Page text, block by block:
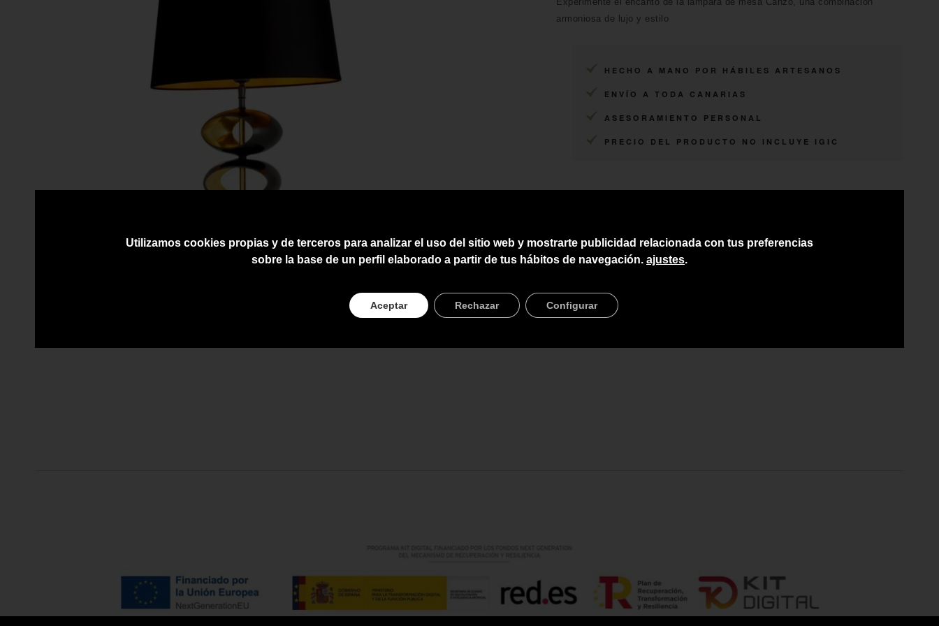
armoniosa de lujo y estilo
HECHO A MANO POR HÁBILES ARTESANOS
ENVÍO A TODA CANARIAS
ASESORAMIENTO PERSONAL
PRECIO DEL PRODUCTO NO INCLUYE IGIC
Utilizamos cookies propias y de terceros para analizar el uso del sitio web y mostrarte publicidad relacionada con tus preferencias
sobre la base de un perfil elaborado a partir de tus hábitos de navegación. ajustes.
Aceptar Rechazar Configurar